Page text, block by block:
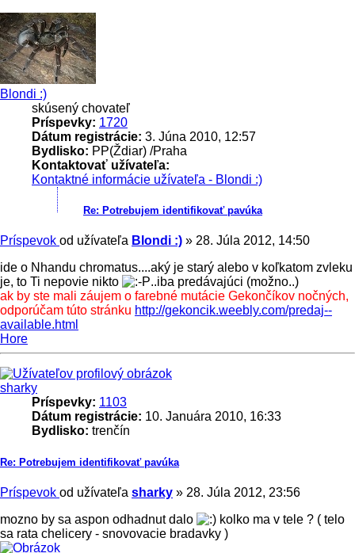
Blondi :)
skúsený chovateľ
Príspevky: 1720
Dátum registrácie: 3. Júna 2010, 12:57
Bydlisko: PP(Ždiar) /Praha
Kontaktovať užívateľa:
Kontaktné informácie užívateľa - Blondi :)
Re: Potrebujem identifikovať pavúka
Príspevok od užívateľa Blondi :) » 28. Júla 2012, 14:50
ide o Nhandu chromatus....aký je starý alebo v koľkatom zvleku
je, to Ti nepovie nikto
..iba predávajúci (možno..)
ak by ste mali záujem o farebné mutácie Gekončíkov nočných,
odporúčam túto stránku http://gekoncik.weebly.com/predaj--
available.html
Hore
sharky
Príspevky: 1103
Dátum registrácie: 10. Januára 2010, 16:33
Bydlisko: trenčín
Re: Potrebujem identifikovať pavúka
Príspevok od užívateľa sharky » 28. Júla 2012, 23:56
mozno by sa aspon odhadnut dalo
kolko ma v tele ? ( telo
sa rata chelicery - snovovacie bradavky )